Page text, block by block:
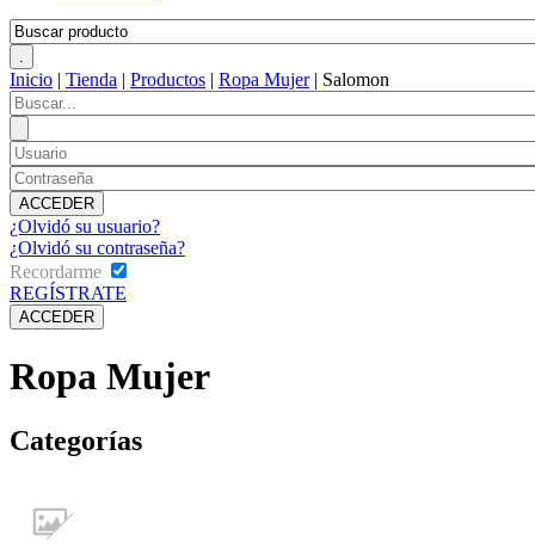
Inicio | Tienda | Productos | Ropa Mujer| Salomon
¿Olvidó su usuario?
¿Olvidó su contraseña?
Recordarme
REGÍSTRATE
Ropa Mujer
Categorías